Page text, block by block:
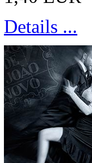
Details ...